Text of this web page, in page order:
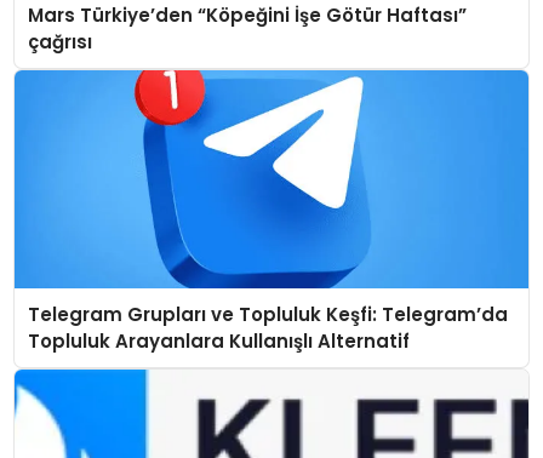
Mars Türkiye’den “Köpeğini İşe Götür Haftası”
çağrısı
Telegram Grupları ve Topluluk Keşfi: Telegram’da
Topluluk Arayanlara Kullanışlı Alternatif